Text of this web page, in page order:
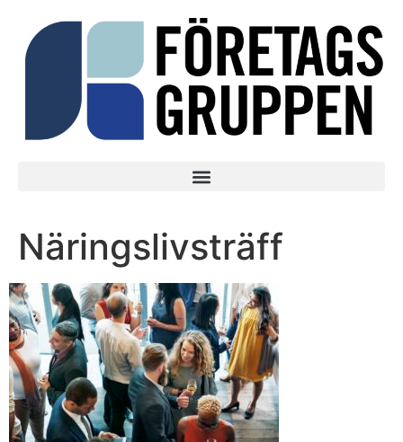
Näringslivsträff